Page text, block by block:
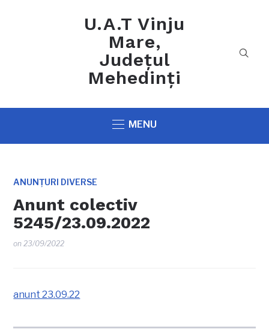
U.A.T Vinju
Mare,
Județul
Mehedinți
MENU
ANUNȚURI DIVERSE
Anunt colectiv
5245/23.09.2022
on23/09/2022
anunt 23.09.22